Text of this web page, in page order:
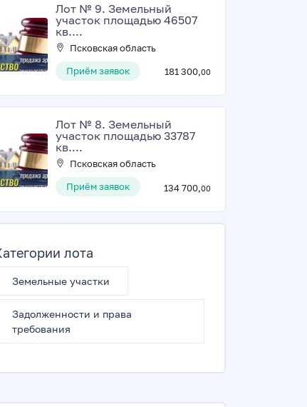
Лот № 9. Земельный
участок площадью 46507
кв....
Псковская область
Приём заявок
181 300,00
Лот № 8. Земельный
участок площадью 33787
кв....
Псковская область
Приём заявок
134 700,00
лота
Земельные участки
Задолженности и права
требования